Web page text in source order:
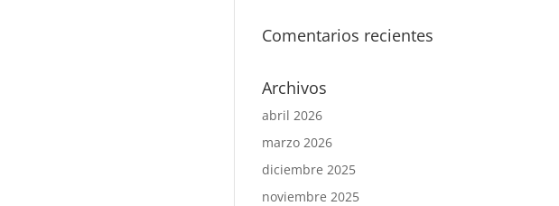
Comentarios recientes
Archivos
abril 2026
marzo 2026
diciembre 2025
noviembre 2025